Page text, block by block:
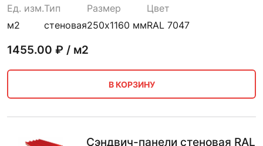
Ед. изм.
м2
Тип
стеновая
Размер
250х1160 мм
Цвет
RAL 7047
1455.00 ₽ / м2
В КОРЗИНУ
Сэндвич-панели стеновая RAL